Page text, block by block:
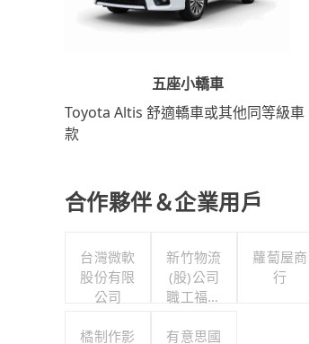
五座小轎車
Toyota Altis 舒適轎車或其他同等級車
款
合作夥伴＆企業用戶
台灣微軟
股份有限
公司
新竹物流
(股)公司
職工福利
蘿蔔屋商
行
橘制作影
有意思國